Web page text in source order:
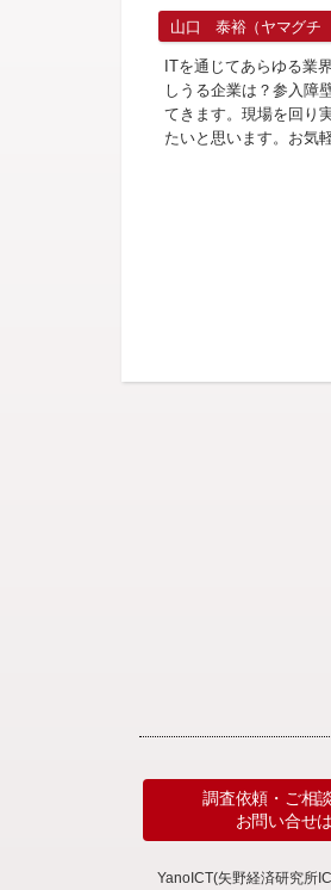
山口 泰裕（ヤマグチ
ITを通じてあらゆる業
しうる企業は？参入障
てきます。現場を回り
たいと思います。お気
調査依頼・ご相
お問い合せ
YanoICT(矢野経済研究所